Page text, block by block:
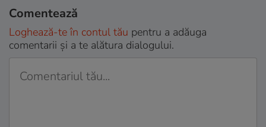
Comentează
Loghează-te în contul tău pentru a adăuga
comentarii și a te alătura dialogului.